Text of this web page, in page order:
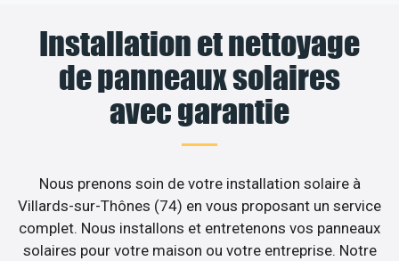
Installation et nettoyage
de panneaux solaires
avec garantie
Nous prenons soin de votre installation solaire à
Villards-sur-Thônes (74) en vous proposant un service
complet. Nous installons et entretenons vos panneaux
solaires pour votre maison ou votre entreprise. Notre